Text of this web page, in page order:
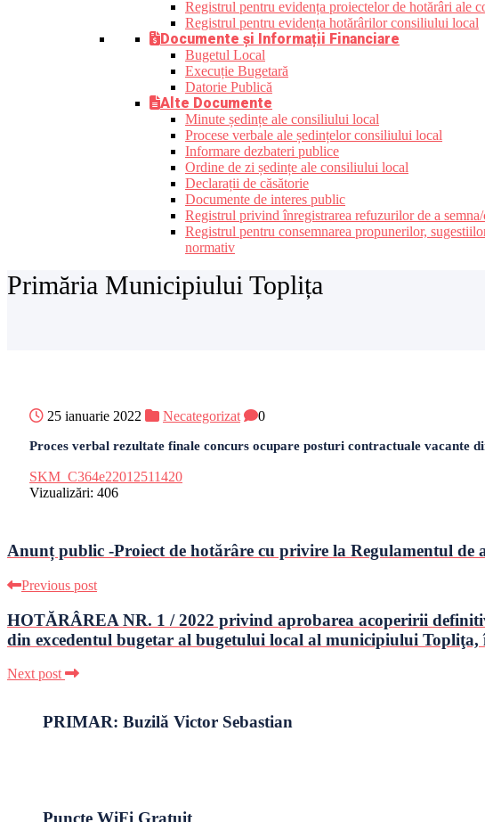
Registrul pentru evidența proiectelor de hotărâri ale
Registrul pentru evidența hotărârilor consiliului local
Documente și Informații Financiare
Bugetul Local
Execuție Bugetară
Datorie Publică
Alte Documente
Minute ședințe ale consiliului local
Procese verbale ale ședințelor consiliului local
Informare dezbateri publice
Ordine de zi ședințe ale consiliului local
Declarații de căsătorie
Documente de interes public
Registrul privind înregistrarea refuzurilor de a
Registrul pentru consemnarea propunerilor,
normativ
Primăria Municipiului Toplița
25 ianuarie 2022 Necategorizat 0
Proces verbal rezultate finale concurs ocupare posturi contractuale vacante
SKM_C364e22012511420
Vizualizări: 406
Anunț public -Proiect de hotărâre cu privire la Regulamentul
Previous post
HOTĂRÂREA NR. 1 / 2022 privind aprobarea acoperirii
din excedentul bugetar al bugetului local al municipiului
Next post
PRIMAR: Buzilă Victor Sebastian
Puncte WiFi Gratuit